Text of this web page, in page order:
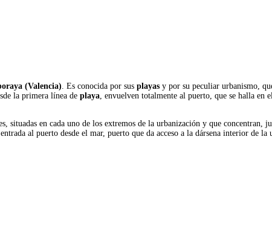
(Valencia) . Es conocida por sus playas y por su peculiar urbanismo,
la primera línea de playa , envuelven totalmente al puerto, que se halla
situadas en cada uno de los extremos de la urbanización y que concentran,
al puerto desde el mar, puerto que da acceso a la dársena interior de la